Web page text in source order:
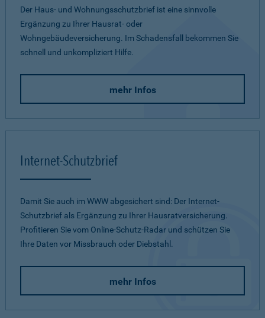
Der Haus- und Wohnungsschutzbrief ist eine sinnvolle
Ergänzung zu Ihrer Hausrat- oder
Wohngebäudeversicherung. Im Schadensfall bekommen Sie
schnell und unkompliziert Hilfe.
mehr Infos
Internet-Schutzbrief
Damit Sie auch im WWW abgesichert sind: Der Internet-
Schutzbrief als Ergänzung zu Ihrer Hausratversicherung.
Profitieren Sie vom Online-Schutz-Radar und schützen Sie
Ihre Daten vor Missbrauch oder Diebstahl.
mehr Infos